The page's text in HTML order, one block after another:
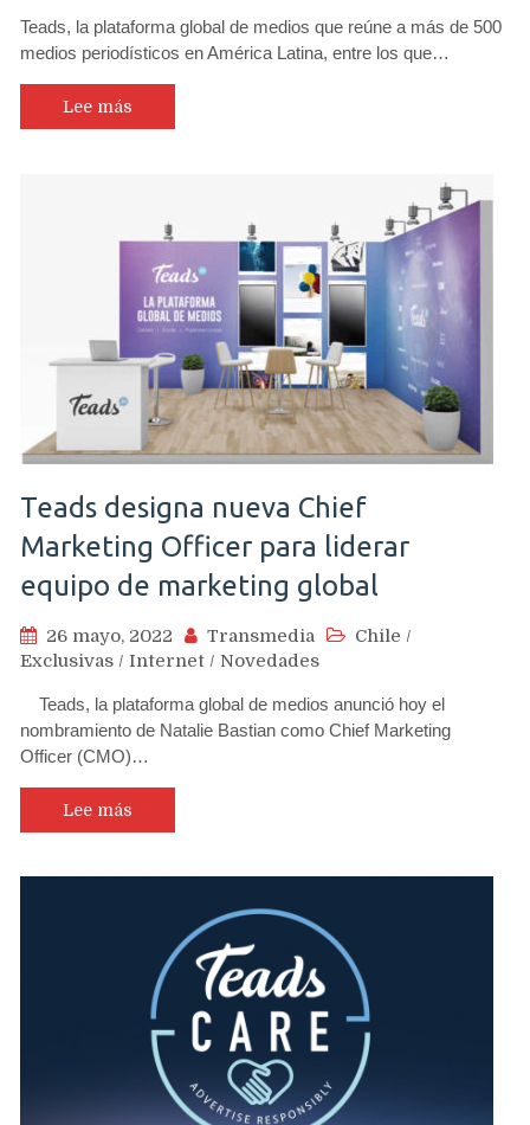
Teads, la plataforma global de medios que reúne a más de 500
medios periodísticos en América Latina, entre los que…
Lee más
Teads designa nueva Chief
Marketing Officer para liderar
equipo de marketing global
26 mayo, 2022 Transmedia Chile /
Exclusivas / Internet / Novedades
Teads, la plataforma global de medios anunció hoy el
nombramiento de Natalie Bastian como Chief Marketing
Officer (CMO)…
Lee más